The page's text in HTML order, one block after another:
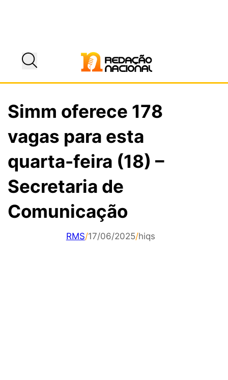
Simm oferece 178
vagas para esta
quarta-feira (18) –
Secretaria de
Comunicação
RMS/17/06/2025/hiqs